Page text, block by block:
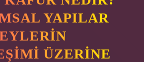
YAPILAR
ÜZERINE